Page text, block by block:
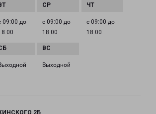
09:00 до
с 09:00 до
18:00
с 09:00 до
18:00
Выходной